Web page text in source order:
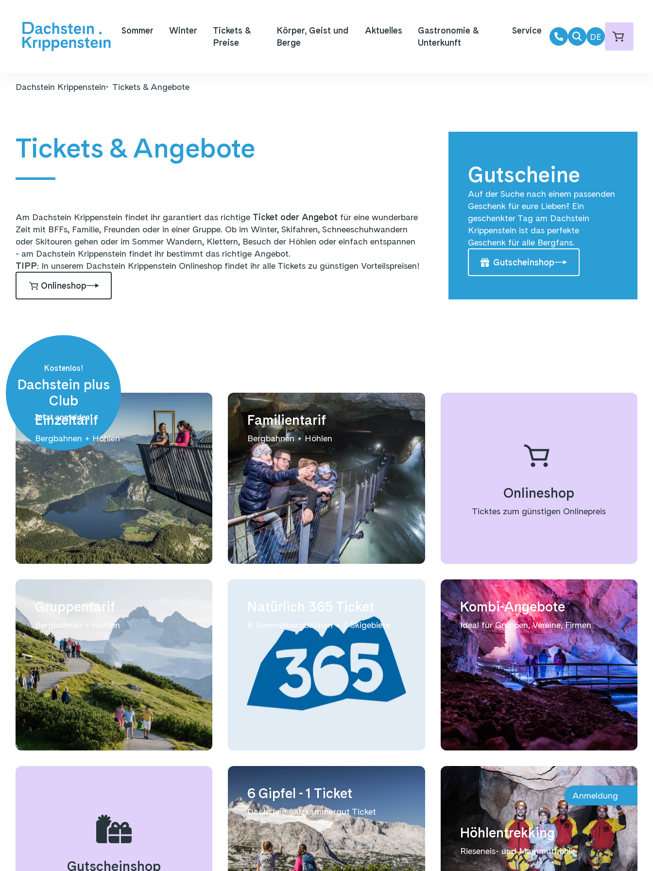
Sommer Winter
Tickets &
Preise
Körper, Geist und
Berge
Aktuelles
Gastronomie &
Unterkunft
Service
DE
Dachstein Krippenstein Tickets & Angebote
Tickets & Angebote
Am Dachstein Krippenstein findet ihr garantiert das richtige Ticket oder Angebot für eine wunderbare
Zeit mit BFFs, Familie, Freunden oder in einer Gruppe. Ob im Winter, Skifahren, Schneeschuhwandern
oder Skitouren gehen oder im Sommer Wandern, Klettern, Besuch der Höhlen oder einfach entspannen
- am Dachstein Krippenstein findet ihr bestimmt das richtige Angebot.
TIPP: In unserem Dachstein Krippenstein Onlineshop findet ihr alle Tickets zu günstigen Vorteilspreisen!
Onlineshop
Gutscheine
Auf der Suche nach einem passenden
Geschenk für eure Lieben? Ein
geschenkter Tag am Dachstein
Krippenstein ist das perfekte
Geschenk für alle Bergfans.
Gutscheinshop
Kostenlos!
Dachstein plus
Club
Jetzt anmelden!
Einzeltarif
Bergbahnen + Höhlen
Familientarif
Bergbahnen + Höhlen
Onlineshop
Ticktes zum günstigen Onlinepreis
Gruppentarif
Bergbahnen + Höhlen
Natürlich 365 Ticket
6 Sommerbergbahnen + 3 Skigebiete
Kombi-Angebote
Ideal für Gruppen, Vereine, Firmen
Gutscheinshop
6 Gipfel - 1 Ticket
Dachstein Salzkammergut Ticket
Anmeldung
Höhlentrekking
Rieseneis- und Mammuthöhle